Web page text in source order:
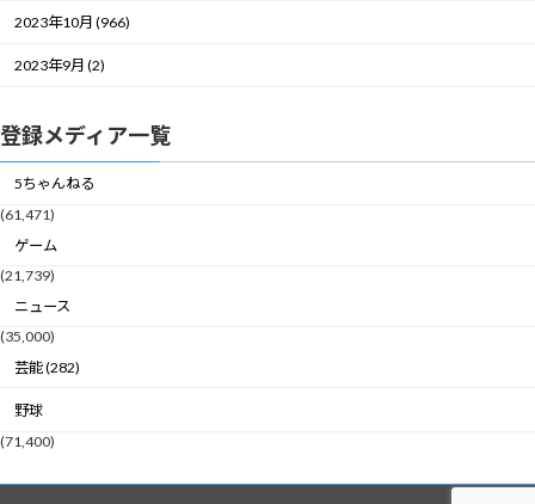
2023年10月 (966)
2023年9月 (2)
登録メディア一覧
5ちゃんねる
(61,471)
ゲーム
(21,739)
ニュース
(35,000)
芸能 (282)
野球
(71,400)